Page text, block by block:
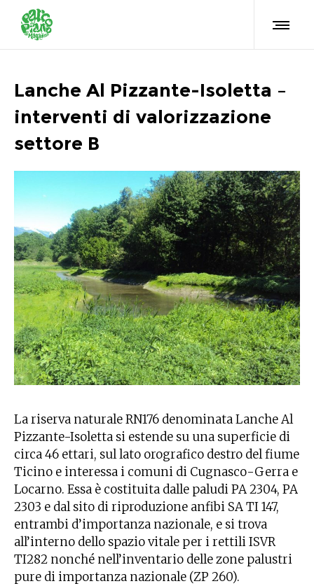
Lanche Al Pizzante-Isoletta –
interventi di valorizzazione
settore B
La riserva naturale RN176 denominata Lanche Al
Pizzante-Isoletta si estende su una superficie di
circa 46 ettari, sul lato orografico destro del fiume
Ticino e interessa i comuni di Cugnasco-Gerra e
Locarno. Essa è costituita dalle paludi PA 2304, PA
2303 e dal sito di riproduzione anfibi SA TI 147,
entrambi d’importanza nazionale, e si trova
all’interno dello spazio vitale per i rettili ISVR
TI282 nonché nell’inventario delle zone palustri
pure di importanza nazionale (ZP 260).